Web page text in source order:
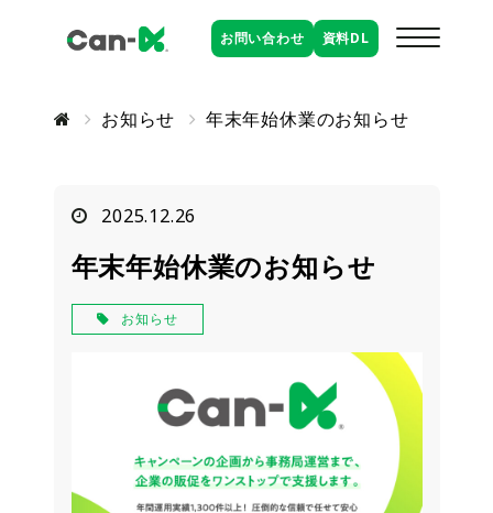
お問い合わせ 資料DL
お知らせ 年末年始休業のお知らせ
2025.12.26
年末年始休業のお知らせ
お知らせ